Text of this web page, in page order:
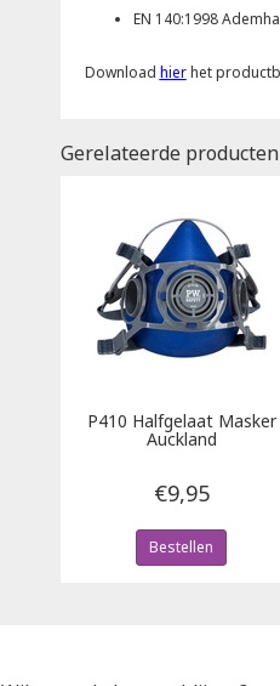
EN 140:1998
Download hierhet
Gerelateerde producten
P410 Halfgelaat Masker
Auckland
€9,95
Bestellen